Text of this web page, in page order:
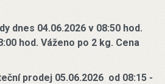
dnes 04.06.2026 v 08:50 hod.
hod. Váženo po 2 kg. Cena
prodej 05.06.2026 od 08:15 -